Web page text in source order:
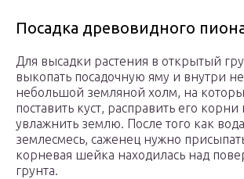
Посадка древовидного
Для высадки растения в открытый
выкопать посадочную яму и внутри
небольшой земляной холм, на
поставить куст, расправить его
увлажнить землю. После того как
землесмесь, саженец нужно
корневая шейка находилась над
грунта.